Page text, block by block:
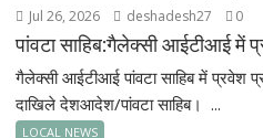
Jul 26, 2026 deshadesh27 0
पांवटा साहिब:गैलेक्सी आईटीआई में
गैलेक्सी आईटीआई पांवटा साहिब में प्रवेश
दाखिले देशआदेश/पांवटा साहिब। ...
LOCAL NEWS